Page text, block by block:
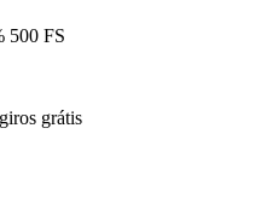
500 FS
grátis